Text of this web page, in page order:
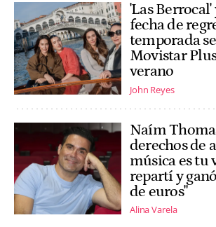
'Las Berrocal'
fecha de
temporada
Movistar
verano
John Reyes
Naím
derechos de
música es tu
repartí y
de euros"
Alina Varela